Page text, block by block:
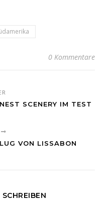
0 Kommentare
SCENERY IM TEST
VON LISSABON